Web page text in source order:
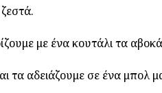
με ένα κουτάλι τα
αδειάζουμε σε ένα μπολ